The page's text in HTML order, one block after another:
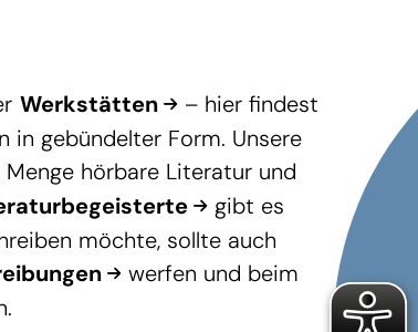
Werkstätten
– hier findest
in gebündelter Form. Unsere
hörbare Literatur und
gibt es
möchte, sollte auch
werfen und beim